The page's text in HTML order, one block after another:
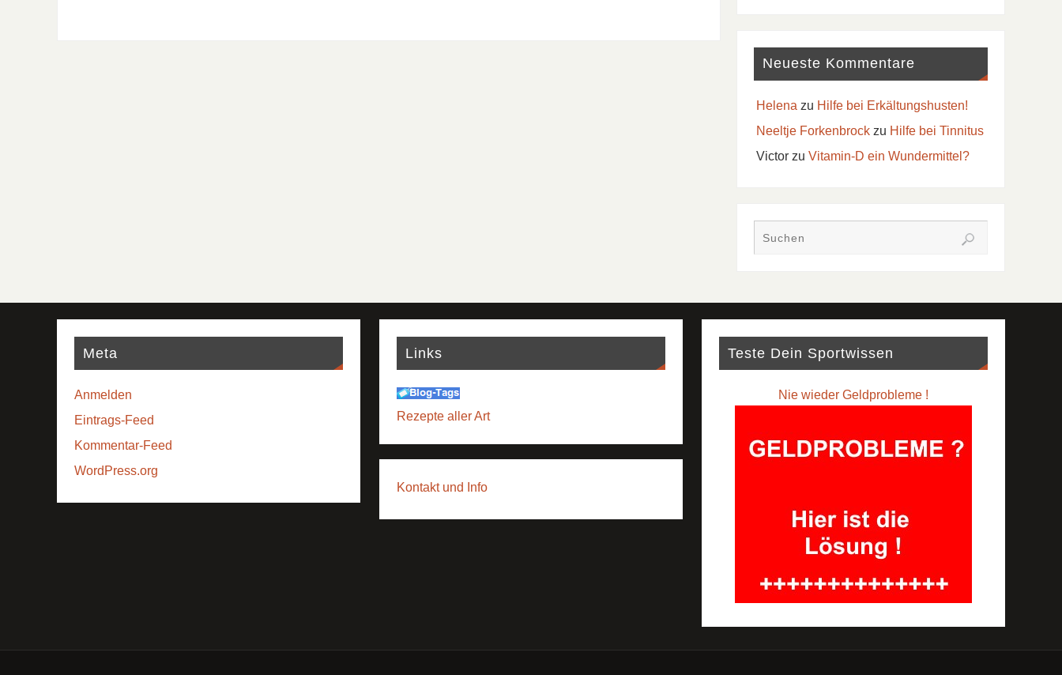
Neueste Kommentare
Helena zu Hilfe bei Erkältungshusten!
Neeltje Forkenbrockzu Hilfe bei Tinnitus
Victorzu Vitamin-D ein Wundermittel?
Meta
Anmelden
Eintrags-Feed
Kommentar-Feed
WordPress.org
Links
Rezepte aller Art
Kontakt und Info
Teste Dein Sportwissen
Nie wieder Geldprobleme !